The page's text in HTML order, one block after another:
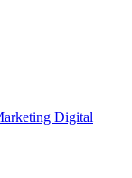
Digital